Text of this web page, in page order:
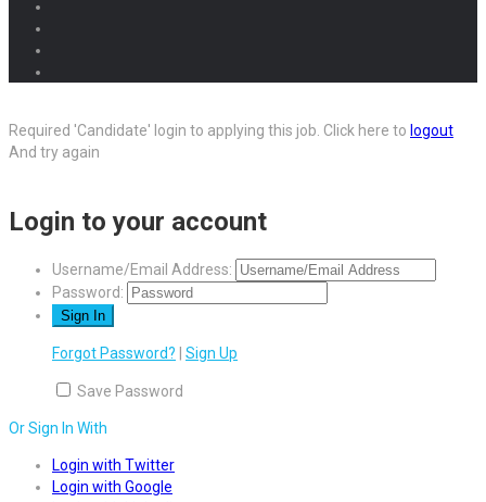
Required 'Candidate' login to applying this job. Click here to logout
And try again
Login to your account
Username/Email Address:
Password:
Forgot Password? Sign Up
Save Password
Or Sign In With
Login with Twitter
Login with Google